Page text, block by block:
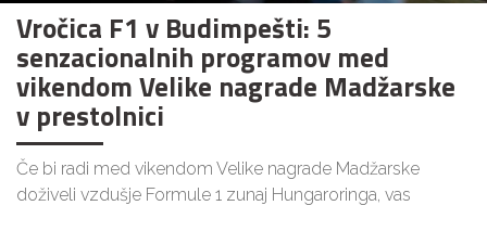
Vročica F1 v Budimpešti: 5
senzacionalnih programov med
vikendom Velike nagrade Madžarske
v prestolnici
Če bi radi med vikendom Velike nagrade Madžarske
doživeli vzdušje Formule 1 zunaj Hungaroringa, vas